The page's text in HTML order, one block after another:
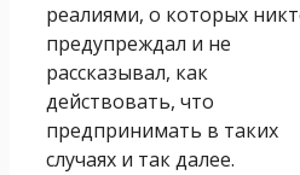
реалиями, о которых
предупреждал и не
рассказывал, как
действовать, что
предпринимать в таких
случаях и так далее.